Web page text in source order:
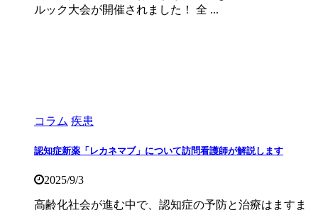
ルック大会が開催されました！ 全 ...
コラム 疾患
認知症新薬「レカネマブ」について訪問看護師が解説します
2025/9/3
高齢化社会が進む中で、認知症の予防と治療はますま